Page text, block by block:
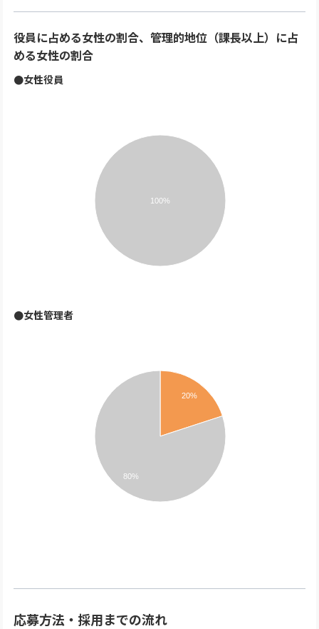
役員に占める女性の割合、管理的地位（課長以上）に占
める女性の割合
●女性役員
100%
●女性管理者
20%
80%
応募方法・採用までの流れ